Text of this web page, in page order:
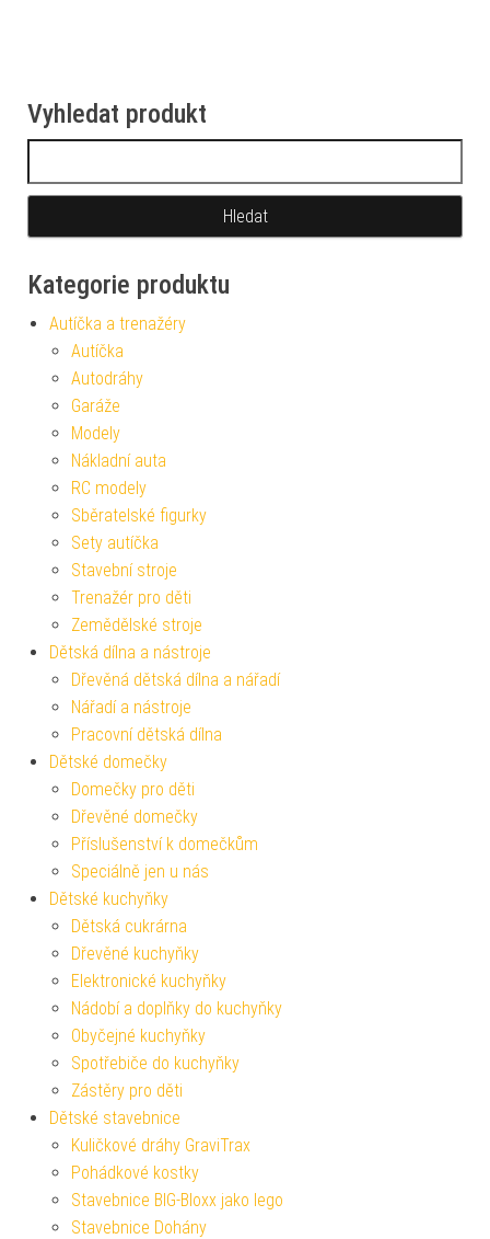
Vyhledat produkt
Kategorie produktu
Autíčka a trenažéry
Autíčka
Autodráhy
Garáže
Modely
Nákladní auta
RC modely
Sběratelské figurky
Sety autíčka
Stavební stroje
Trenažér pro děti
Zemědělské stroje
Dětská dílna a nástroje
Dřevěná dětská dílna a nářadí
Nářadí a nástroje
Pracovní dětská dílna
Dětské domečky
Domečky pro děti
Dřevěné domečky
Příslušenství k domečkům
Speciálně jen u nás
Dětské kuchyňky
Dětská cukrárna
Dřevěné kuchyňky
Elektronické kuchyňky
Nádobí a doplňky do kuchyňky
Obyčejné kuchyňky
Spotřebiče do kuchyňky
Zástěry pro děti
Dětské stavebnice
Kuličkové dráhy GraviTrax
Pohádkové kostky
Stavebnice BIG-Bloxx jako lego
Stavebnice Dohány